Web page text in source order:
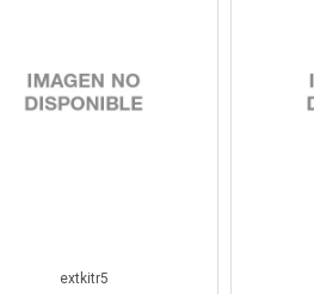
extkitr5